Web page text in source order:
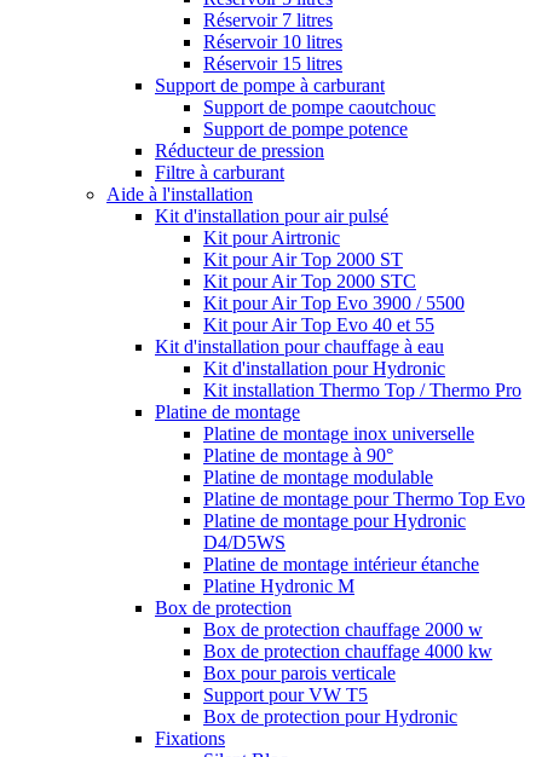
Réservoir 7 litres
Réservoir 10 litres
Réservoir 15 litres
Support de pompe à carburant
Support de pompe caoutchouc
Support de pompe potence
Réducteur de pression
Filtre à carburant
Aide à l'installation
Kit d'installation pour air pulsé
Kit pour Airtronic
Kit pour Air Top 2000 ST
Kit pour Air Top 2000 STC
Kit pour Air Top Evo 3900 / 5500
Kit pour Air Top Evo 40 et 55
Kit d'installation pour chauffage à eau
Kit d'installation pour Hydronic
Kit installation Thermo Top / Thermo Pro
Platine de montage
Platine de montage inox universelle
Platine de montage à 90°
Platine de montage modulable
Platine de montage pour Thermo Top Evo
Platine de montage pour Hydronic
D4/D5WS
Platine de montage intérieur étanche
Platine Hydronic M
Box de protection
Box de protection chauffage 2000 w
Box de protection chauffage 4000 kw
Box pour parois verticale
Support pour VW T5
Box de protection pour Hydronic
Fixations